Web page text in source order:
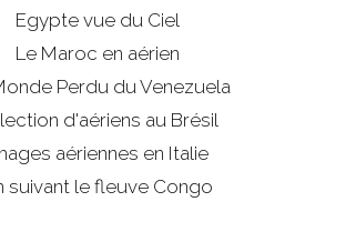
Egypte vue du Ciel
Le Maroc en aérien
Perdu du Venezuela
d'aériens au Brésil
aériennes en Italie
suivant le fleuve Congo